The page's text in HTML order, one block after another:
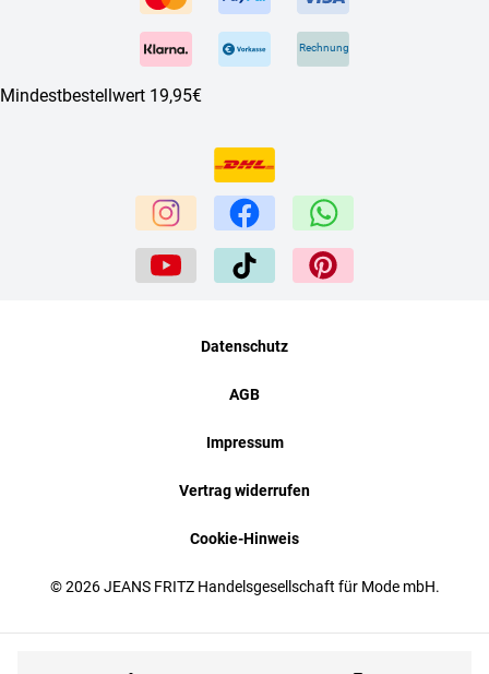
Rechnung
Mindestbestellwert 19,95€
© 2026 JEANS FRITZ Handelsgesellschaft für Mode mbH.
Datenschutz
AGB
Impressum
Vertrag widerrufen
Cookie-Hinweis